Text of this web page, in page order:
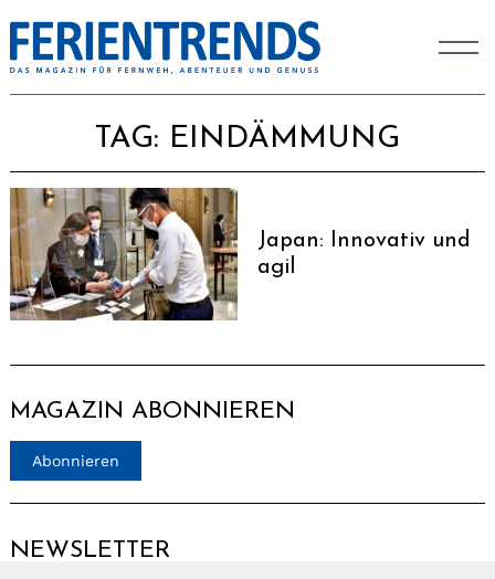
TAG: EINDÄMMUNG
Japan: Innovativ und
agil
MAGAZIN ABONNIEREN
Abonnieren
NEWSLETTER